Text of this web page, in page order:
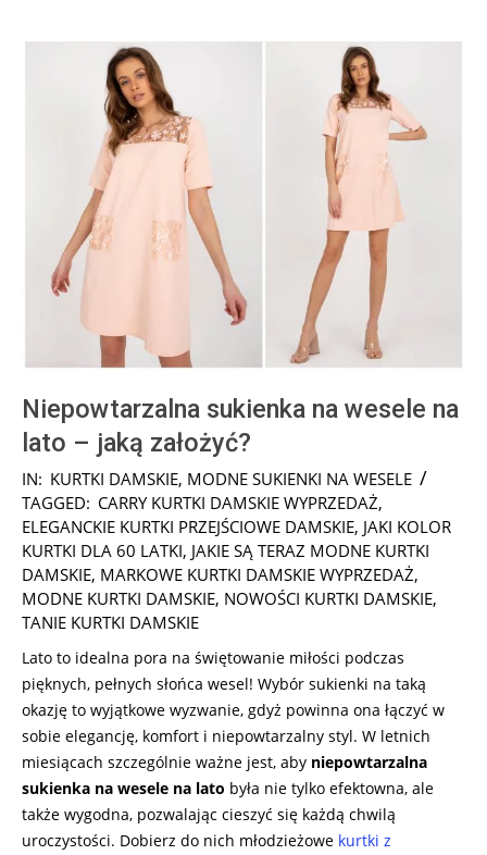
Niepowtarzalna sukienka na wesele na
lato – jaką założyć?
2024-
08-
07
IN: KURTKI DAMSKIE, MODNE SUKIENKI NA WESELE
TAGGED: CARRY KURTKI DAMSKIE WYPRZEDAŻ,
ELEGANCKIE KURTKI PRZEJŚCIOWE DAMSKIE, JAKI KOLOR
KURTKI DLA 60 LATKI, JAKIE SĄ TERAZ MODNE KURTKI
DAMSKIE, MARKOWE KURTKI DAMSKIE WYPRZEDAŻ,
MODNE KURTKI DAMSKIE, NOWOŚCI KURTKI DAMSKIE,
TANIE KURTKI DAMSKIE
Lato to idealna pora na świętowanie miłości podczas
pięknych, pełnych słońca wesel! Wybór sukienki na taką
okazję to wyjątkowe wyzwanie, gdyż powinna ona łączyć w
sobie elegancję, komfort i niepowtarzalny styl. W letnich
miesiącach szczególnie ważne jest, aby niepowtarzalna
sukienka na wesele na lato była nie tylko efektowna, ale
także wygodna, pozwalając cieszyć się każdą chwilą
uroczystości. Dobierz do nich młodzieżowe kurtki z